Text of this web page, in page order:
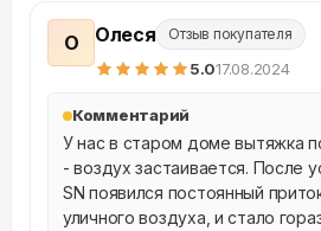
О Олеся Отзыв покупателя
5.017.08.2024
Комментарий
У нас в старом доме вытяжка
- воздух застаивается. После
SN появился постоянный
уличного воздуха, и стало